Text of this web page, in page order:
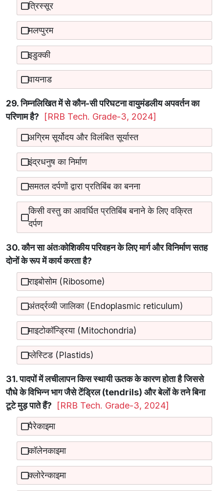
त्रिस्सूर
मलप्पुरम
इडुक्की
वायनाड
29. निम्नलिखित में से कौन-सी परिघटना वायुमंडलीय अपवर्तन का
परिणाम है?
[RRB Tech. Grade-3, 2024]
अग्रिम सूर्योदय और विलंबित सूर्यास्त
इंद्रधनुष का निर्माण
समतल दर्पणों द्वारा प्रतिबिंब का बनना
किसी वस्तु का आवर्धित प्रतिबिंब बनाने के लिए वक्रित
दर्पण
30. कौन सा अंतःकोशिकीय परिवहन के लिए मार्ग और विनिर्माण सतह
दोनों के रूप में कार्य करता है?
राइबोसोम (Ribosome)
अंतर्द्रव्यी जालिका (Endoplasmic reticulum)
माइटोकॉन्ड्रिया (Mitochondria)
प्लेस्टिड (Plastids)
31. पादपों में लचीलापन किस स्थायी ऊतक के कारण होता है जिससे
पौधे के विभिन्न भाग जैसे टेंड्रिल (tendrils) और बेलों के तने बिना
टूटे मुड़ पाते हैं?
[RRB Tech. Grade-3, 2024]
पैरेकाइमा
कॉलेनकाइमा
क्लोरेन्काइमा